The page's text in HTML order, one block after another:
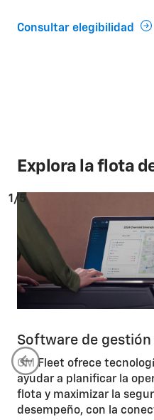
Consultar elegibilidad
Explora la flota
Software de
GM Fleet ofrece
ayudar a planificar la
flota y maximizar la
desempeño, con la
1/5